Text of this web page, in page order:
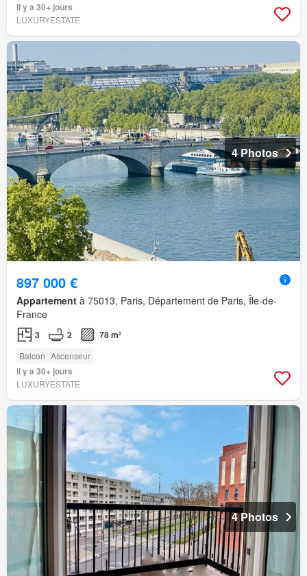
Il y a 30+ jours
LUXURYESTATE
4 Photos
897 000 €
Appartement à 75013, Paris, Département de Paris, Île-de-
France
3 2 78 m²
Balcon Ascenseur
Il y a 30+ jours
LUXURYESTATE
4 Photos